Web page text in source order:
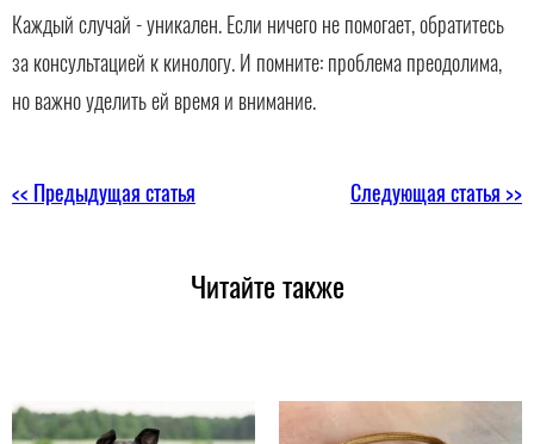
Каждый случай - уникален. Если ничего не помогает, обратитесь
за консультацией к кинологу. И помните: проблема преодолима,
но важно уделить ей время и внимание.
<< Предыдущая статья Следующая статья >>
Читайте также